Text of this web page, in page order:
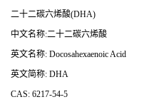
二十二碳六烯酸(DHA)
中文名称:二十二碳六烯酸
英文名称: Docosahexaenoic Acid
英文简称: DHA
CAS: 6217-54-5